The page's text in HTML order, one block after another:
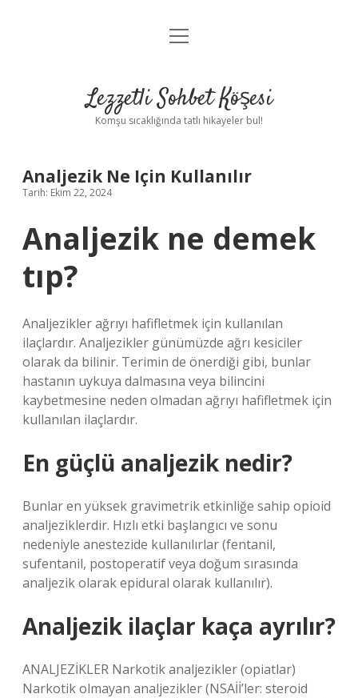
Anasayfa
Yasal Uyarı
menüyü
Lezzetli Sohbet Köşesi
Komşu sıcaklığında tatlı hikayeler bul!
Analjezik Ne Için Kullanılır
Tarih: Ekim 22, 2024
Analjezik ne demek
tıp?
Analjezikler ağrıyı hafifletmek için kullanılan
ilaçlardır. Analjezikler günümüzde ağrı kesiciler
olarak da bilinir. Terimin de önerdiği gibi, bunlar
hastanın uykuya dalmasına veya bilincini
kaybetmesine neden olmadan ağrıyı hafifletmek için
kullanılan ilaçlardır.
En güçlü analjezik nedir?
Bunlar en yüksek gravimetrik etkinliğe sahip opioid
analjeziklerdir. Hızlı etki başlangıcı ve sonu
nedeniyle anestezide kullanılırlar (fentanil,
sufentanil, postoperatif veya doğum sırasında
analjezik olarak epidural olarak kullanılır).
Analjezik ilaçlar kaça ayrılır?
ANALJEZİKLER Narkotik analjezikler (opiatlar)
Narkotik olmayan analjezikler (NSAİİ’ler: steroid